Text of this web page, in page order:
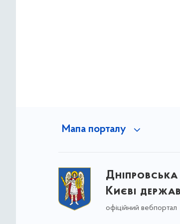
Мапа порталу
Дніпровська
Києві
офіційний вебпортал